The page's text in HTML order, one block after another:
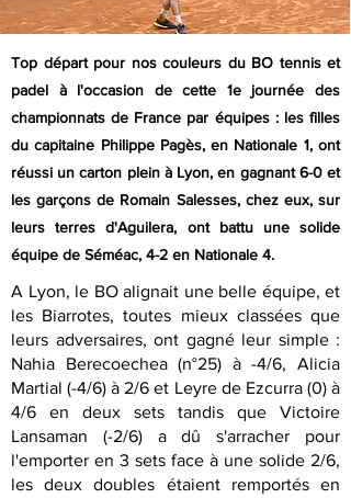
Top départ pour nos couleurs du BO tennis et
padel à l'occasion de cette 1e journée des
championnats de France par équipes : les filles
du capitaine Philippe Pagès, en Nationale 1, ont
réussi un carton plein à Lyon, en gagnant 6-0 et
les garçons de Romain Salesses, chez eux, sur
leurs terres d'Aguilera, ont battu une solide
équipe de Séméac, 4-2 en Nationale 4.
A Lyon, le BO alignait une belle équipe, et
les Biarrotes, toutes mieux classées que
leurs adversaires, ont gagné leur simple :
Nahia Berecoechea (n°25) à -4/6, Alicia
Martial (-4/6) à 2/6 et Leyre de Ezcurra (0) à
4/6 en deux sets tandis que Victoire
Lansaman (-2/6) a dû s'arracher pour
l'emporter en 3 sets face à une solide 2/6,
les deux doubles étaient remportés en